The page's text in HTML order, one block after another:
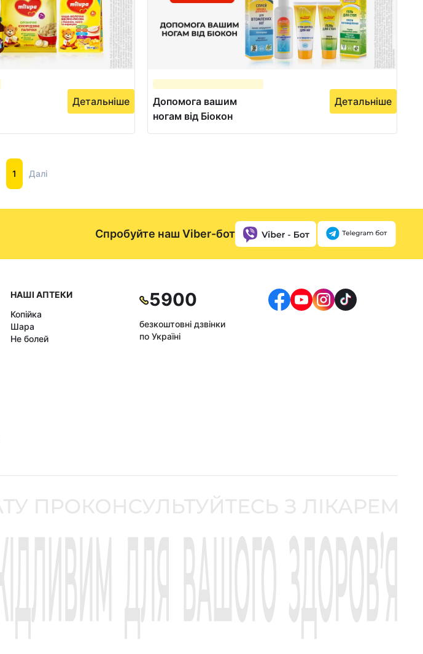
Детальніше
Допомога вашим
ногам від Біокон
Детальніше
1 Далі
Спробуйте наш Viber-бот
НАШІ АПТЕКИ
Копійка
Шара
Не болей
5900
безкоштовні дзвінки
по Україні